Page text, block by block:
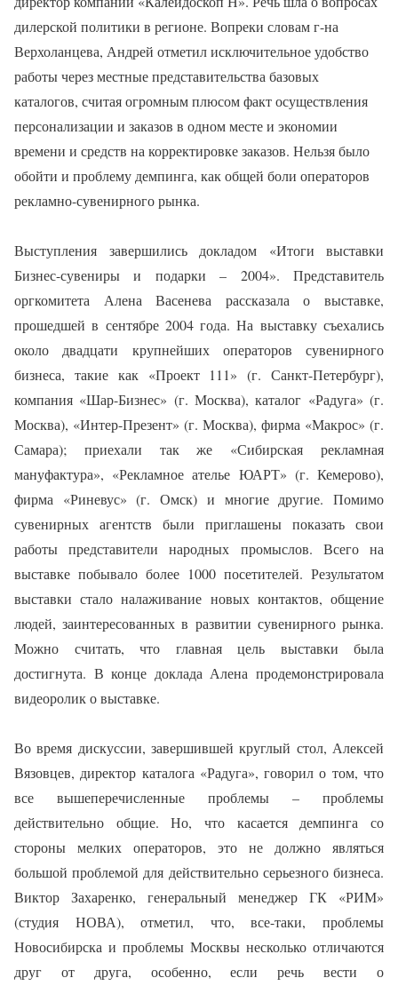
дилерской политики в регионе. Вопреки словам г-на
Верхоланцева, Андрей отметил исключительное удобство
работы через местные представительства базовых
каталогов, считая огромным плюсом факт осуществления
персонализации и заказов в одном месте и экономии
времени и средств на корректировке заказов. Нельзя было
обойти и проблему демпинга, как общей боли операторов
рекламно-сувенирного рынка.
Выступления завершились докладом «Итоги выставки
Бизнес-сувениры и подарки – 2004». Представитель
оргкомитета Алена Васенева рассказала о выставке,
прошедшей в сентябре 2004 года. На выставку съехались
около двадцати крупнейших операторов сувенирного
бизнеса, такие как «Проект 111» (г. Санкт-Петербург),
компания «Шар-Бизнес» (г. Москва), каталог «Радуга» (г.
Москва), «Интер-Презент» (г. Москва), фирма «Макрос» (г.
Самара); приехали так же «Сибирская рекламная
мануфактура», «Рекламное ателье ЮАРТ» (г. Кемерово),
фирма «Риневус» (г. Омск) и многие другие. Помимо
сувенирных агентств были приглашены показать свои
работы представители народных промыслов. Всего на
выставке побывало более 1000 посетителей. Результатом
выставки стало налаживание новых контактов, общение
людей, заинтересованных в развитии сувенирного рынка.
Можно считать, что главная цель выставки была
достигнута. В конце доклада Алена продемонстрировала
видеоролик о выставке.
Во время дискуссии, завершившей круглый стол, Алексей
Вязовцев, директор каталога «Радуга», говорил о том, что
все вышеперечисленные проблемы – проблемы
действительно общие. Но, что касается демпинга со
стороны мелких операторов, это не должно являться
большой проблемой для действительно серьезного бизнеса.
Виктор Захаренко, генеральный менеджер ГК «РИМ»
(студия НОВА), отметил, что, все-таки, проблемы
Новосибирска и проблемы Москвы несколько отличаются
друг от друга, особенно, если речь вести о